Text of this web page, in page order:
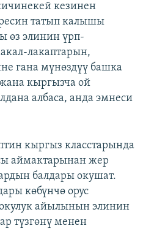
кезинен
татып калышы
өз элинин үрп-
лакаптарын,
гана мүнөздүү башка
кыргызча ой
албаса, анда эмнеси
кыргыз класстарында
аймактарынан жер
балдары окушат.
көбүнчө орус
айылынын элинин
түзгөнү менен